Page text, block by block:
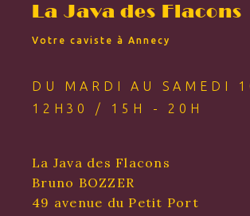
La Java des Flacons
Votre caviste à Annecy
DU MARDI AU SAMEDI
12H30 / 15H - 20H
La Java des Flacons
Bruno BOZZER
49 avenue du Petit Port